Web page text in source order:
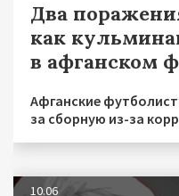
Два
как
в афганском
Афганские
за сборную из-за
10.06